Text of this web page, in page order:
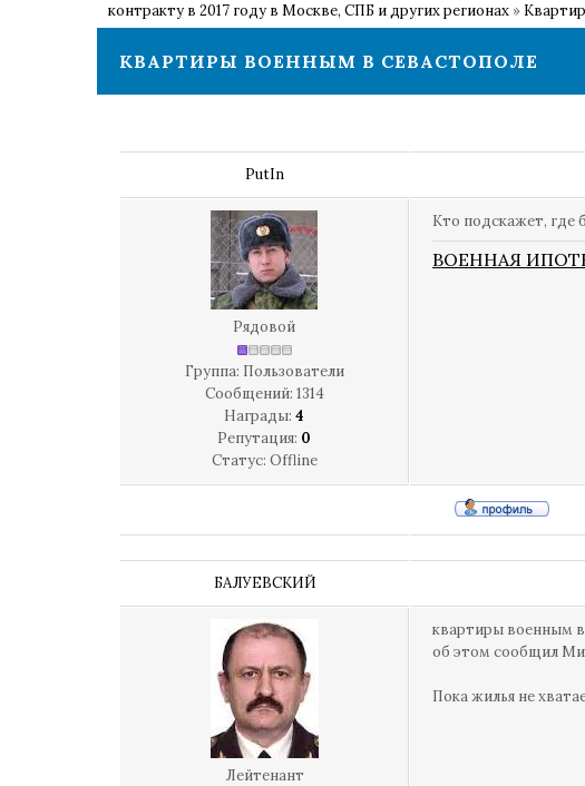
контракту в 2017 году в Москве, СПБ и других регионах »
КВАРТИРЫ ВОЕННЫМ В СЕВАСТОПОЛЕ
PutIn
Рядовой
Группа: Пользователи
Сообщений: 1314
Награды: 4
Репутация: 0
Статус: Offline
Кто подскажет, где
ВОЕННАЯ
БАЛУЕВСКИЙ
Лейтенант
квартиры военным
об этом сообщил
Пока жилья не